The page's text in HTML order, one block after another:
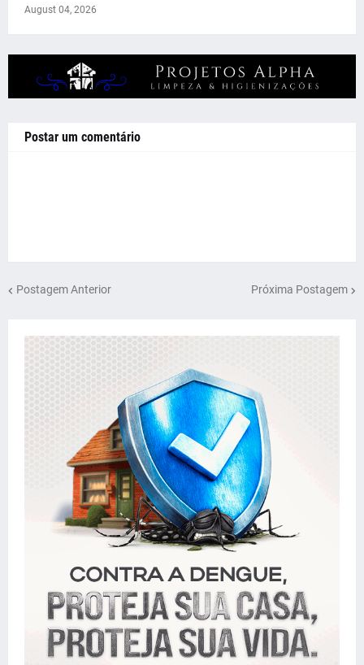
August 04, 2026
Postar um comentário
Postagem Anterior Próxima Postagem